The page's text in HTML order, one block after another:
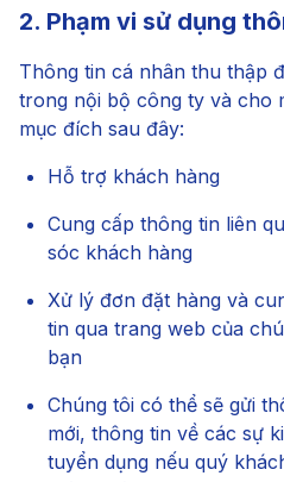
2. Phạm vi sử dụng
Thông tin cá nhân thu thập
trong nội bộ công ty và cho
mục đích sau đây:
Hỗ trợ khách hàng
Cung cấp thông tin liên
sóc khách hàng
Xử lý đơn đặt hàng và
tin qua trang web của
bạn
Chúng tôi có thể sẽ gửi
mới, thông tin về các sự
tuyển dụng nếu quý